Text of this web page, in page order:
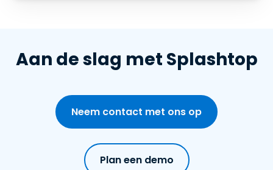
Aan de slag met Splashtop
Neem contact met ons op
Plan een demo